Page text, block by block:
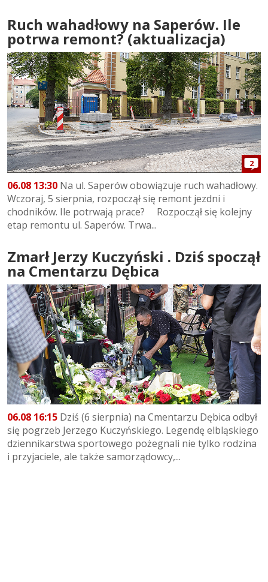
Ruch wahadłowy na Saperów. Ile
potrwa remont? (aktualizacja)
2
06.08 13:30 Na ul. Saperów obowiązuje ruch wahadłowy.
Wczoraj, 5 sierpnia, rozpoczął się remont jezdni i
chodników. Ile potrwają prace? Rozpoczął się kolejny
etap remontu ul. Saperów. Trwa...
Zmarł Jerzy Kuczyński . Dziś spoczął
na Cmentarzu Dębica
06.08 16:15 Dziś (6 sierpnia) na Cmentarzu Dębica odbył
się pogrzeb Jerzego Kuczyńskiego. Legendę elbląskiego
dziennikarstwa sportowego pożegnali nie tylko rodzina
i przyjaciele, ale także samorządowcy,...